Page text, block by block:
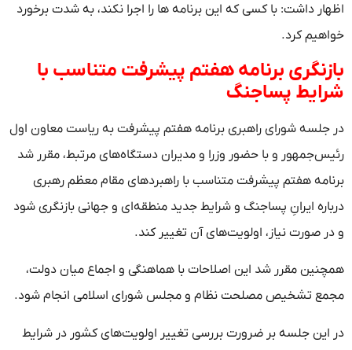
اظهار داشت: با کسی که این برنامه ها را اجرا نکند، به شدت برخورد
خواهیم کرد.
بازنگری برنامه هفتم پیشرفت متناسب با
شرایط پساجنگ
در جلسه شورای راهبری برنامه هفتم پیشرفت به ریاست معاون اول
رئیس‌جمهور و با حضور وزرا و مدیران دستگاه‌های مرتبط، مقرر شد
برنامه هفتم پیشرفت متناسب با راهبردهای مقام معظم رهبری
درباره ایرانِ پساجنگ و شرایط جدید منطقه‌ای و جهانی بازنگری شود
و در صورت نیاز، اولویت‌های آن تغییر کند.
همچنین مقرر شد این اصلاحات با هماهنگی و اجماع میان دولت،
مجمع تشخیص مصلحت نظام و مجلس شورای اسلامی انجام شود.
در این جلسه بر ضرورت بررسی تغییر اولویت‌های کشور در شرایط